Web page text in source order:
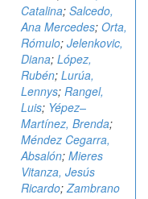
Catalina; Salcedo,
Ana Mercedes; Orta,
Rómulo; Jelenkovic,
Diana; López,
Rubén; Lurúa,
Lennys; Rangel,
Luis; Yépez–
Martínez, Brenda;
Méndez Cegarra,
Absalón; Mieres
Vitanza, Jesús
Ricardo;Zambrano